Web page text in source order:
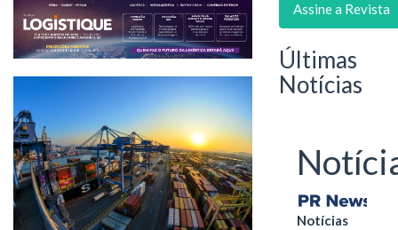
Assine a Revista
Últimas
Notícias
Notícias